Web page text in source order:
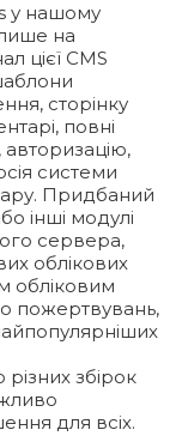
у нашому
​​на
цієї CMS
сторінку
повні
авторизацію,
системи
Придбаний
інші модулі
сервера,
облікових
обліковим
пожертвувань,
збірок
для всіх.